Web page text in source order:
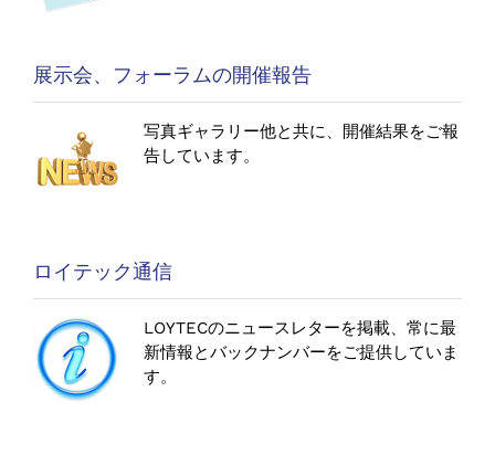
展示会、フォーラムの開催報告
写真ギャラリー他と共に、開催結果をご報
告しています。
ロイテック通信
LOYTECのニュースレターを掲載、 常に最
新情報とバックナンバーをご提供していま
す。